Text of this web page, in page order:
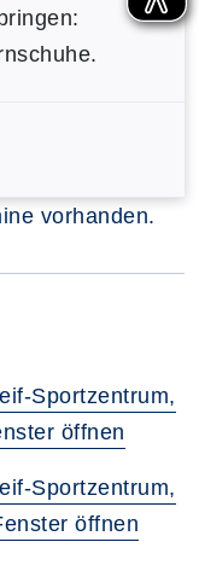
vorhanden.
Sportzentrum,
öffnen
Sportzentrum,
öffnen